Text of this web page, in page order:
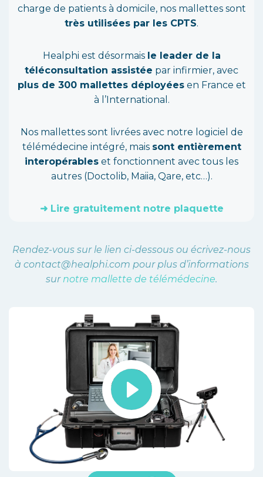
charge de patients à domicile, nos mallettes sont
très utilisées par les CPTS.
Healphi est désormais le leader de la
téléconsultation assistée par infirmier, avec
plus de 300 mallettes déployéesen France et
à l’International.
Nos mallettes sont livrées avec notre logiciel de
télémédecine intégré, mais sont entièrement
interopérables et fonctionnent avec tous les
autres (Doctolib, Maiia, Qare, etc…).
➜ Lire gratuitement notre plaquette
Rendez-vous sur le lien ci-dessous ou écrivez-nous
à contact@healphi.com pour plus d’informations
surnotre mallette de télémédecine.